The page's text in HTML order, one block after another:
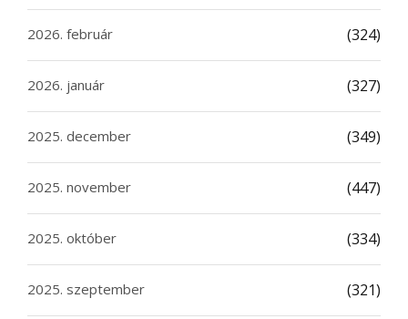
2026. február (324)
2026. január (327)
2025. december (349)
2025. november (447)
2025. október (334)
2025. szeptember (321)